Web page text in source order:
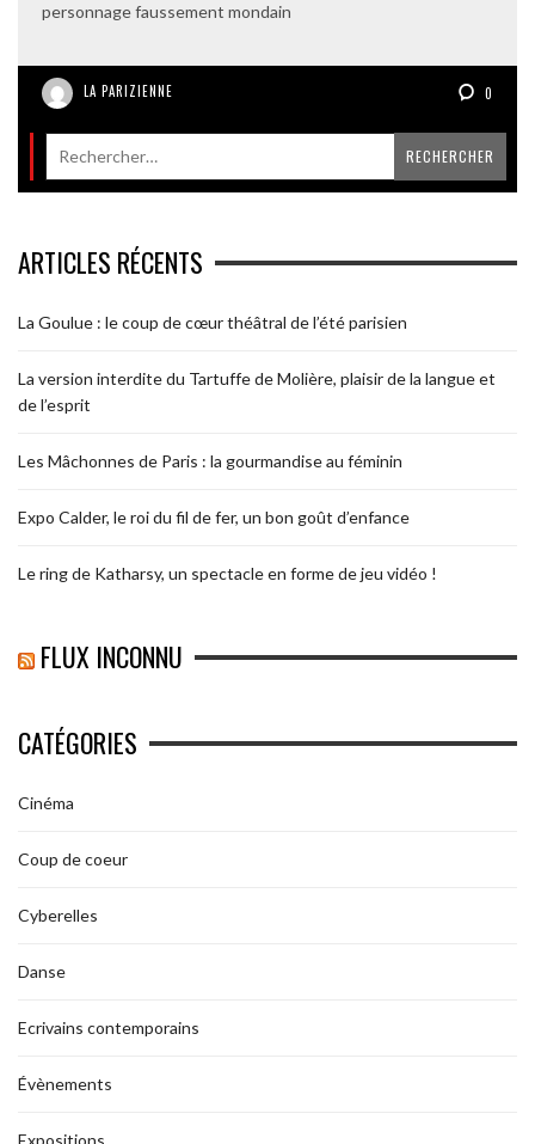
personnage faussement mondain
LA PARIZIENNE 0
ARTICLES RÉCENTS
La Goulue : le coup de cœur théâtral de l’été parisien
La version interdite du Tartuffe de Molière, plaisir de la langue et
de l’esprit
Les Mâchonnes de Paris : la gourmandise au féminin
Expo Calder, le roi du fil de fer, un bon goût d’enfance
Le ring de Katharsy, un spectacle en forme de jeu vidéo !
FLUX INCONNU
CATÉGORIES
Cinéma
Coup de coeur
Cyberelles
Danse
Ecrivains contemporains
Évènements